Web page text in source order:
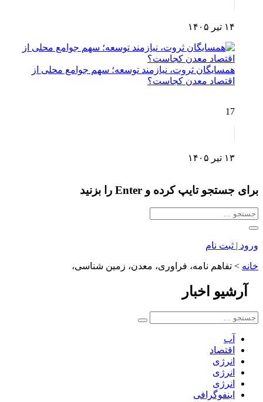
۱۴ تیر ۱۴۰۵
همسایگان ثروت، نیازمند توسعه؛ سهم جوامع محلی از
اقتصاد معدن کجاست؟
17
۱۳ تیر ۱۴۰۵
برای جستجو تایپ کرده و Enter را بزنید
ورود | ثبت نام
خانه > تفاهم نامه، فراوری، معدن، زمین شناسی،
آرشیو اخبار
آب
اقتصاد
انرژی
انرژی
انرژی
اینفوگرافی